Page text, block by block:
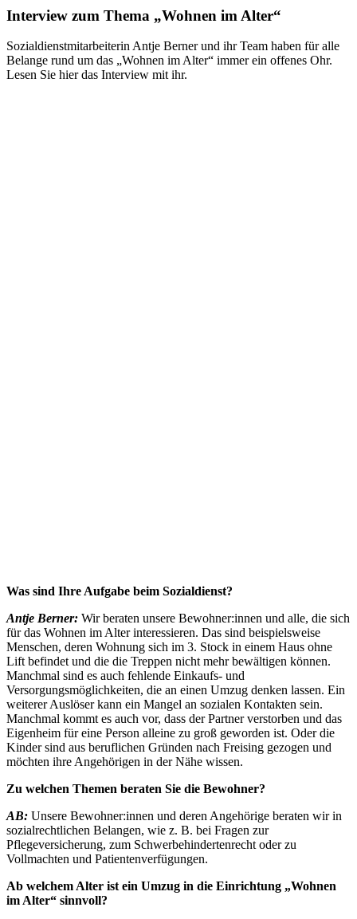
Interview zum Thema „Wohnen im Alter“
Sozialdienstmitarbeiterin Antje Berner und ihr Team haben für alle
Belange rund um das „Wohnen im Alter“ immer ein offenes Ohr.
Lesen Sie hier das Interview mit ihr.
Was sind Ihre Aufgabe beim Sozialdienst?
Antje Berner: Wir beraten unsere Bewohner:innen und alle, die sich
für das Wohnen im Alter interessieren. Das sind beispielsweise
Menschen, deren Wohnung sich im 3. Stock in einem Haus ohne
Lift befindet und die die Treppen nicht mehr bewältigen können.
Manchmal sind es auch fehlende Einkaufs- und
Versorgungsmöglichkeiten, die an einen Umzug denken lassen. Ein
weiterer Auslöser kann ein Mangel an sozialen Kontakten sein.
Manchmal kommt es auch vor, dass der Partner verstorben und das
Eigenheim für eine Person alleine zu groß geworden ist. Oder die
Kinder sind aus beruflichen Gründen nach Freising gezogen und
möchten ihre Angehörigen in der Nähe wissen.
Zu welchen Themen beraten Sie die Bewohner?
AB: Unsere Bewohner:innen und deren Angehörige beraten wir in
sozialrechtlichen Belangen, wie z. B. bei Fragen zur
Pflegeversicherung, zum Schwerbehindertenrecht oder zu
Vollmachten und Patientenverfügungen.
Ab welchem Alter ist ein Umzug in die Einrichtung „Wohnen
im Alter“ sinnvoll?